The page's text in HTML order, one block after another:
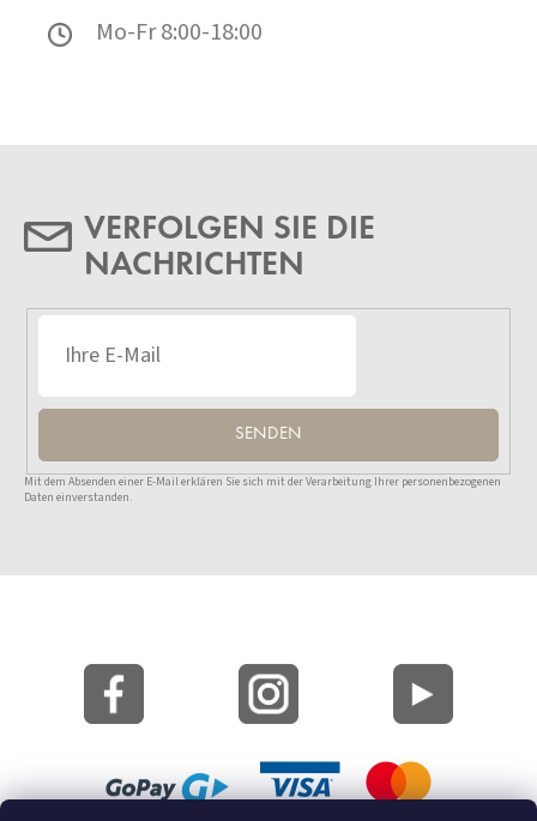
Mo-Fr 8:00-18:00
VERFOLGEN SIE DIE
NACHRICHTEN
SENDEN
Mit dem Absenden einer E-Mail erklären Sie sich mit der Verarbeitung Ihrer personenbezogenen
Daten einverstanden.